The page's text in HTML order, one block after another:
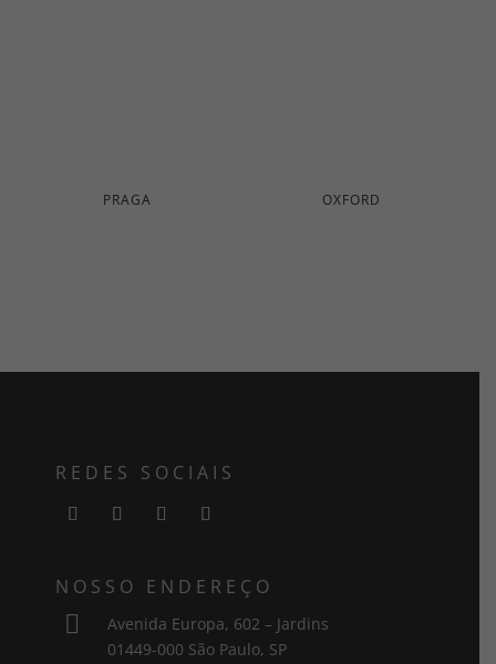
PRAGA OXFORD
REDES SOCIAIS
NOSSO ENDEREÇO

Avenida Europa, 602 – Jardins
01449-000 São Paulo, SP